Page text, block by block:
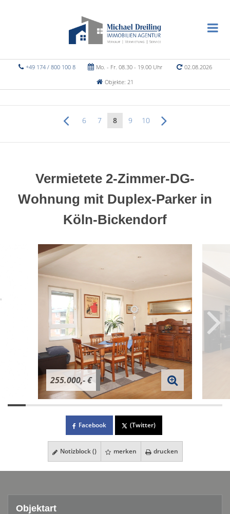
+49 174 / 800 100 8 Mo. - Fr. 08.30 - 19.00 Uhr
02.08.2026
Objekte: 21
6 7 8 9 10
Vermietete 2-Zimmer-DG-
Wohnung mit Duplex-Parker in
Köln-Bickendorf
255.000,- €
Facebook (Twitter)
Notizblock () merken drucken
Objektart